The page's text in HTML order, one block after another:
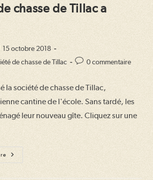
chasse de Tillac a
:
15 octobre 2018
de chasse de Tillac
Commentaires
publication :
0 commentaire
la société de chasse de Tillac,
cantine de l'école. Sans tardé, les
leur nouveau gîte. Cliquez sur une
La
Société